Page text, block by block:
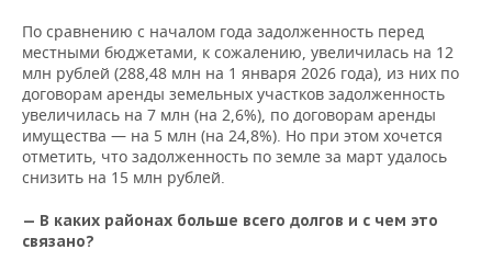
По сравнению с началом года задолженность перед
местными бюджетами, к сожалению, увеличилась на 12
млн рублей (288,48 млн на 1 января 2026 года), из них по
договорам аренды земельных участков задолженность
увеличилась на 7 млн (на 2,6%), по договорам аренды
имущества — на 5 млн (на 24,8%). Но при этом хочется
отметить, что задолженность по земле за март удалось
снизить на 15 млн рублей.
— В каких районах больше всего долгов и с чем это
связано?